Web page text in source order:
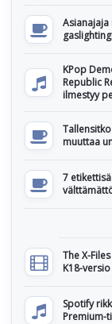
KPop
Republic
ilmestyy
muuttaa
7
The X-
K18-
Spotify
Premium-